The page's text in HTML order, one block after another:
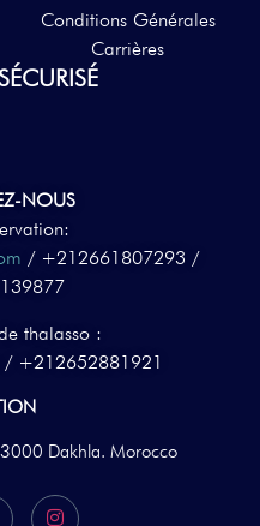
Conditions Générales
Carrières
NOUS
/ +212661807293 /
thalasso :
/ +212652881921
Dakhla. Morocco